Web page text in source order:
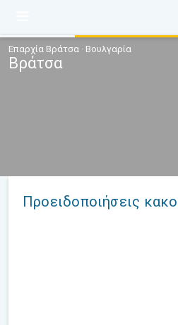
Επαρχία Βράτσα · Βουλγαρία
Βράτσα
Προειδοποιήσεις